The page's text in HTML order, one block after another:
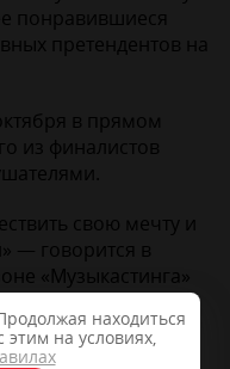
понравившиеся
претендентов на
в прямом
из финалистов
свою мечту и
— говорится в
«Музыкастинга»
и эмоциональная
находиться
этим на условиях,